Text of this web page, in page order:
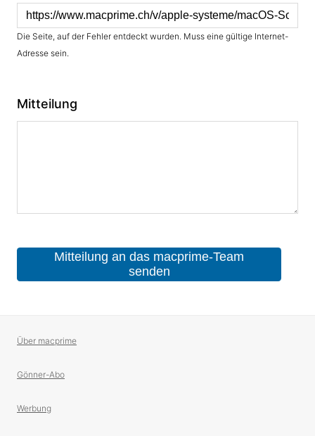
Die Seite, auf der Fehler entdeckt wurden. Muss eine gültige Internet-
Adresse sein.
Mitteilung
Mitteilung an das macprime-Team
senden
Über macprime
Gönner-Abo
Werbung